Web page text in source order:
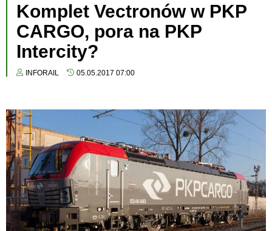
Komplet Vectronów w PKP
CARGO, pora na PKP
Intercity?
INFORAIL 05.05.2017 07:00